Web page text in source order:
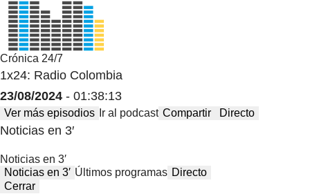
Crónica 24/7
1x24: Radio Colombia
23/08/2024 - 01:38:13
Ver más episodios Ir al podcast Compartir Directo
Noticias en 3′
Noticias en 3′
Noticias en 3′ Últimos programas Directo
Cerrar